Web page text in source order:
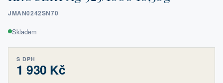
JMAN0242SN70
Skladem
S DPH
1 930 Kč